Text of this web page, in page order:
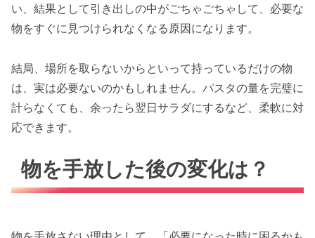
い、結果として引き出しの中がごちゃごちゃして、必要な
物をすぐに見つけられなくなる原因になります。
結局、場所を取らないからといって持っているだけの物
は、実は必要ないのかもしれません。パスタの量を完璧に
計らなくても、余ったら翌日サラダにするなど、柔軟に対
応できます。
物を手放した後の変化は？